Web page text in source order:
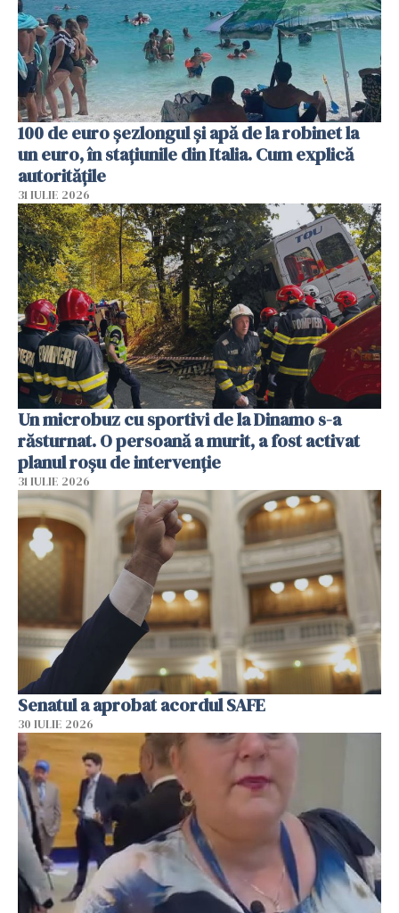
100 de euro șezlongul și apă de la robinet la
un euro, în stațiunile din Italia. Cum explică
autoritățile
31 IULIE 2026
Un microbuz cu sportivi de la Dinamo s-a
răsturnat. O persoană a murit, a fost activat
planul roșu de intervenție
31 IULIE 2026
Senatul a aprobat acordul SAFE
30 IULIE 2026